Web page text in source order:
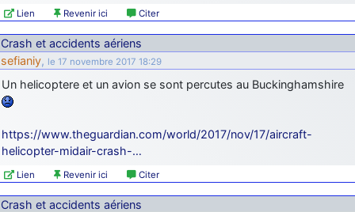
Lien Revenir ici Citer
Crash et accidents aériens
sefianiy, le 17 novembre 2017 18:29
Un helicoptere et un avion se sont percutes au Buckinghamshire
https://www.theguardian.com/world/2017/nov/17/aircraft-
helicopter-midair-crash-…
Lien Revenir ici Citer
Crash et accidents aériens